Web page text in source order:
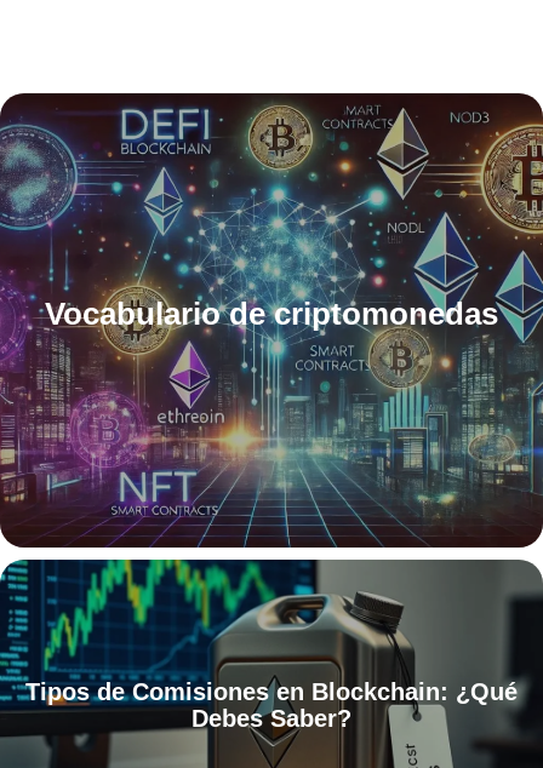
Vocabulario de criptomonedas
Tipos de Comisiones en Blockchain: ¿Qué
Debes Saber?